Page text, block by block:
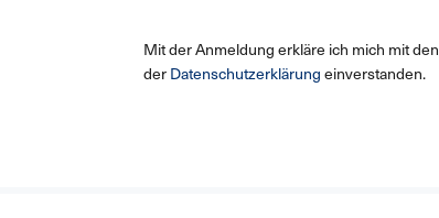
Mit der Anmeldung erkläre ich mich mit den
derDatenschutzerklärungeinverstanden.